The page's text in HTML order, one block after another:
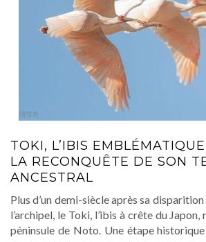
TOKI, L’IBIS
LA RECONQUÊTE DE SON
ANCESTRAL
Plus d’un demi-siècle après sa
l’archipel, le Toki, l’ibis à crête du
péninsule de Noto. Une étape